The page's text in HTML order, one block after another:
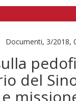
Documenti, 3/2018,
del